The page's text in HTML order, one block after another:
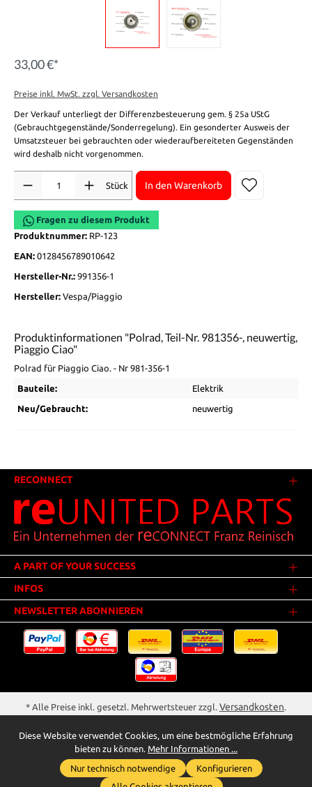
33,00 €*
Preise inkl. MwSt. zzgl. Versandkosten
Der Verkauf unterliegt der Differenzbesteuerung gem. § 25a UStG
(Gebrauchtgegenstände/Sonderregelung). Ein gesonderter Ausweis der
Umsatzsteuer bei gebrauchten oder wiederaufbereiteten Gegenständen
wird deshalb nicht vorgenommen.
Stück
In den Warenkorb
Fragen zu diesem Produkt
Produktnummer: RP-123
EAN: 0128456789010642
Hersteller-Nr.: 991356-1
Hersteller: Vespa/Piaggio
Produktinformationen "Polrad, Teil-Nr. 981356-, neuwertig,
Piaggio Ciao"
Polrad für Piaggio Ciao. - Nr 981-356-1
Bauteile: Elektrik
Neu/Gebraucht: neuwertig
RECONNECT
A PART OF YOUR SUCCESS
INFOS
NEWSLETTER ABONNIEREN
* Alle Preise inkl. gesetzl. Mehrwertsteuer zzgl. Versandkosten.
** Der Verkauf unterliegt der Differenzbesteuerung gem. § 25a UStG
(Gebrauchtgegenstände/Sonderregelung). Ein gesonderter Ausweis der
Umsatzsteuer bei gebrauchten oder wiederaufbereiteten Gegenständen
wird deshalb nicht vorgenommen.Whatsapp für Anfragen
Diese Website verwendet Cookies, um eine bestmögliche Erfahrung
bieten zu können. Mehr Informationen ...
Nur technisch notwendige
Konfigurieren